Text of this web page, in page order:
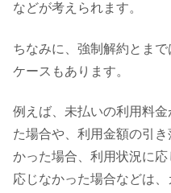
などが考えられます。
ちなみに、強制解約とま
ケースもあります。
例えば、未払いの利用料
た場合や、利用金額の引
かった場合、利用状況に
応じなかった場合などは